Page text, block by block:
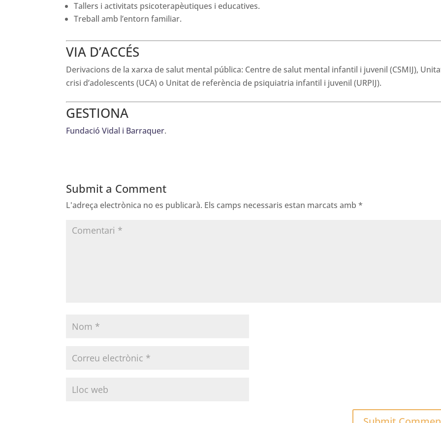
Tallers i activitats psicoterapèutiques i educatives.
Treball amb l’entorn familiar.
VIA D’ACCÉS
Derivacions de la xarxa de salut mental pública: Centre de salut mental infantil i juvenil (CSMIJ),
crisi d’adolescents (UCA) o Unitat de referència de psiquiatria infantil i juvenil (URPIJ).
GESTIONA
Fundació Vidal i Barraquer.
Submit a Comment
L'adreça electrònica no es publicarà. Els camps necessaris estan marcats amb*